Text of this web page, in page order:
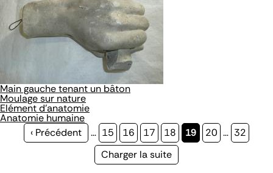
Main gauche tenant un bâton
Moulage sur nature
Elément d'anatomie
Anatomie humaine
Page
‹ Précédent … Page
15 Page
16 Page
17 Page
18
Page
19 Page
20 … Page
32
Page
Charger la suite